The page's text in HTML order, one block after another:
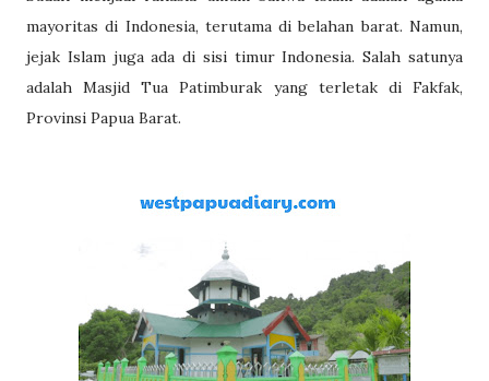
mayoritas di Indonesia, terutama di belahan barat. Namun,
jejak Islam juga ada di sisi timur Indonesia. Salah satunya
adalah Masjid Tua Patimburak yang terletak di Fakfak,
Provinsi Papua Barat.